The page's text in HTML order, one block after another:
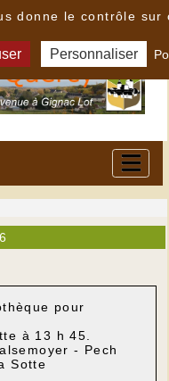
pour
à 13 h 45.
- Pech
Sotte
donne le contrôle sur
Personnaliser